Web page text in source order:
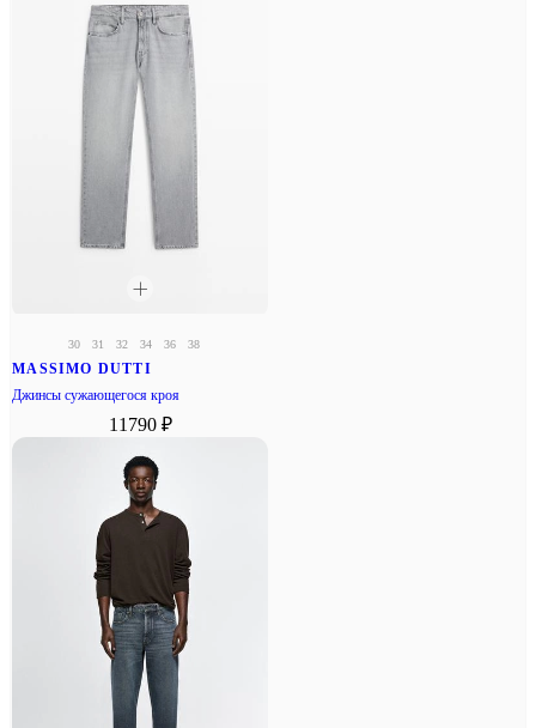
30 31 32 34 36 38
MASSIMO DUTTI
Джинсы сужающегося кроя
11790 ₽